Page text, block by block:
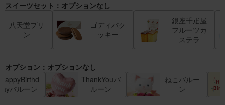
スイーツセット：オプションなし
八天堂プリ
ン
ゴディバク
ッキー
銀座千疋屋
フルーツカ
ステラ
オプション：オプションなし
HappyBirthd
ayバルーン
ThankYouバ
ルーン
ねこバルー
ン